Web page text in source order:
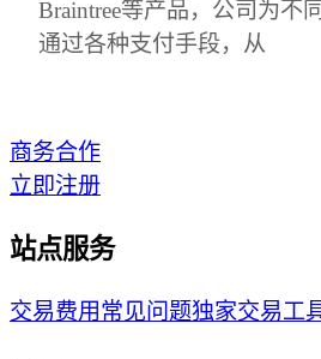
Braintree等产品，公司为不
通过各种支付手段，从
商务合作
立即注册
站点服务
交易费用常见问题独家交易工